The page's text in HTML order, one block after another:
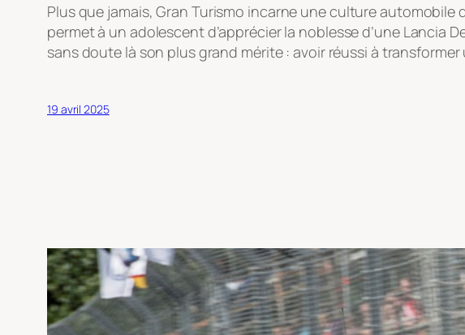
Plus que jamais,Gran Turismo incarne une culture automobile
permet à un adolescent d’apprécier la noblesse d’une Lancia
sans doute là son plus grand mérite : avoir réussi à
19 avril 2025